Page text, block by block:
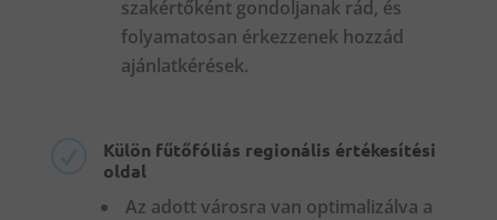
szakértőként gondoljanak rád, és
folyamatosan érkezzenek hozzád
ajánlatkérések.
Külön fűtőfóliás regionális értékesítési
oldal
Az adott városra van optimalizálva a